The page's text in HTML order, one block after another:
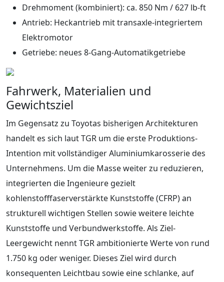
Drehmoment (kombiniert): ca. 850 Nm / 627 lb-ft
Antrieb: Heckantrieb mit transaxle-integriertem
Elektromotor
Getriebe: neues 8‑Gang-Automatikgetriebe
Fahrwerk, Materialien und
Gewichtsziel
Im Gegensatz zu Toyotas bisherigen Architekturen
handelt es sich laut TGR um die erste Produktions-
Intention mit vollständiger Aluminiumkarosserie des
Unternehmens. Um die Masse weiter zu reduzieren,
integrierten die Ingenieure gezielt
kohlenstofffaserverstärkte Kunststoffe (CFRP) an
strukturell wichtigen Stellen sowie weitere leichte
Kunststoffe und Verbundwerkstoffe. Als Ziel-
Leergewicht nennt TGR ambitionierte Werte von rund
1.750 kg oder weniger. Dieses Ziel wird durch
konsequenten Leichtbau sowie eine schlanke, auf